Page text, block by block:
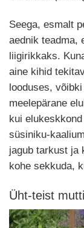
Seega, esmalt
aednik teadma,
liigirikkaks.
aine kihid
looduses,
meelepärane
kui
süsiniku-
jagub tarkust ja
kohe sekkuda,
Üht-teist